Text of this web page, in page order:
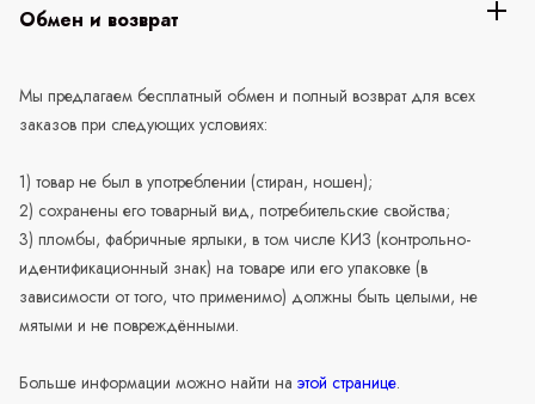
Обмен и возврат
Мы предлагаем бесплатный обмен и полный возврат для всех
заказов при следующих условиях:
1) товар не был в употреблении (стиран, ношен);
2) сохранены его товарный вид, потребительские свойства;
3) пломбы, фабричные ярлыки, в том числе КИЗ (контрольно-
идентификационный знак) на товаре или его упаковке (в
зависимости от того, что применимо) должны быть целыми, не
мятыми и не повреждёнными.
Больше информации можно найти на этой странице.